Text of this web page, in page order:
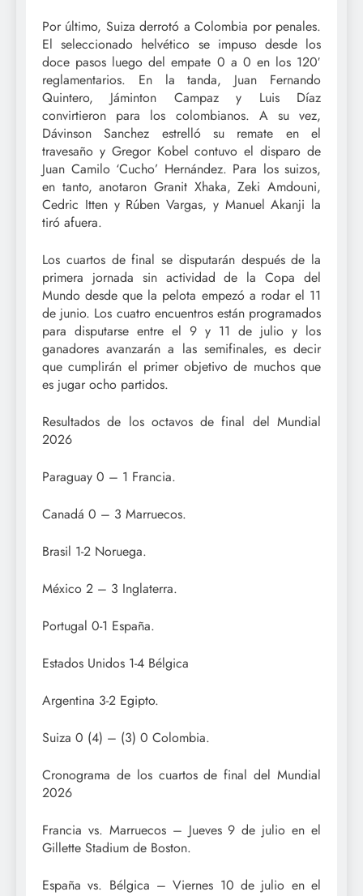
Por último, Suiza derrotó a Colombia por penales.
El seleccionado helvético se impuso desde los
doce pasos luego del empate 0 a 0 en los 120′
reglamentarios. En la tanda, Juan Fernando
Quintero, Jáminton Campaz y Luis Díaz
convirtieron para los colombianos. A su vez,
Dávinson Sanchez estrelló su remate en el
travesaño y Gregor Kobel contuvo el disparo de
Juan Camilo ‘Cucho’ Hernández. Para los suizos,
en tanto, anotaron Granit Xhaka, Zeki Amdouni,
Cedric Itten y Rúben Vargas, y Manuel Akanji la
tiró afuera.
Los cuartos de final se disputarán después de la
primera jornada sin actividad de la Copa del
Mundo desde que la pelota empezó a rodar el 11
de junio. Los cuatro encuentros están programados
para disputarse entre el 9 y 11 de julio y los
ganadores avanzarán a las semifinales, es decir
que cumplirán el primer objetivo de muchos que
es jugar ocho partidos.
Resultados de los octavos de final del Mundial
2026
Paraguay 0 – 1 Francia.
Canadá 0 – 3 Marruecos.
Brasil 1-2 Noruega.
México 2 – 3 Inglaterra.
Portugal 0-1 España.
Estados Unidos 1-4 Bélgica
Argentina 3-2 Egipto.
Suiza 0 (4) – (3) 0 Colombia.
Cronograma de los cuartos de final del Mundial
2026
Francia vs. Marruecos – Jueves 9 de julio en el
Gillette Stadium de Boston.
España vs. Bélgica – Viernes 10 de julio en el